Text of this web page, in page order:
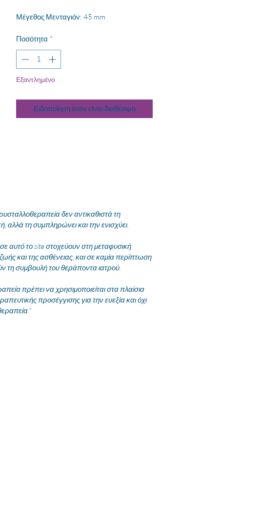
Μέγεθος Μενταγιόν: 45 mm
Ποσότητα *
Εξαντλημένο
Ειδοποίηση όταν είναι διαθέσιμο
δεν αντικαθιστά τη
αλλά τη συμπληρώνει και την ενισχύει.
αυτό το site στοχεύουν στη μεταφυσική
και της ασθένειας, και σε καμία περίπτωση
τη συμβουλή του θεράποντα ιατρού.
πρέπει να χρησιμοποιείται στα πλαίσια
προσέγγισης για την ευεξία και όχι